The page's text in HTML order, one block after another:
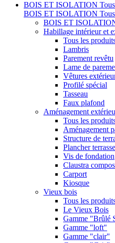
BOIS ET ISOLATION
BOIS ET ISOLATION
BOIS ET
Habillage intérieur et
Tous les
Lambris
Parement revêtu
Lame de
Vêtures
Profilé spécial
Tasseau
Faux plafond
Aménagement
Tous les
Aménagement
Structure de
Plancher terrasse
Vis de fondation
Claustra
Carport
Kiosque
Vieux bois
Tous les
Le Vieux Bois
Gamme "Brûlé
Gamme "loft"
Gamme "clair"